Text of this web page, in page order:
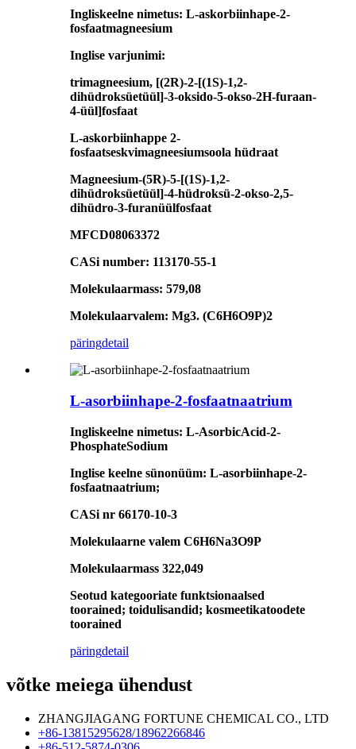
Ingliskeelne nimetus: L-askorbiinhape-2-
fosfaatmagneesium
Inglise varjunimi:
trimagneesium, [(2R)-2-[(1S)-1,2-
dihüdroksüetüül]-3-oksido-5-okso-2H-furaan-
4-üül]fosfaat
L-askorbiinhappe 2-
fosfaatseskvimagneesiumsoola hüdraat
Magneesium-(5R)-5-[(1S)-1,2-
dihüdroksüetüül]-4-hüdroksü-2-okso-2,5-
dihüdro-3-furanüülfosfaat
MFCD08063372
CASi number: 113170-55-1
Molekulaarmass: 579,08
Molekulaarvalem: Mg3. (C6H6O9P)2
päringdetail
L-asorbiinhape-2-fosfaatnaatrium
Ingliskeelne nimetus: L-AsorbicAcid-2-
PhosphateSodium
Inglise keelne sünonüüm: L-asorbiinhape-2-
fosfaatnaatrium;
CASi nr 66170-10-3
Molekulaarne valem C6H6Na3O9P
Molekulaarmass 322,049
Seotud kategooriate funktsionaalsed
toorained; toidulisandid; kosmeetikatoodete
toorained
päringdetail
võtke meiega ühendust
ZHANGJIAGANG FORTUNE CHEMICAL CO., LTD
+86-13815295628/18962266846